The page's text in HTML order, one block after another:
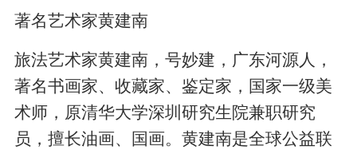
著名艺术家黄建南
旅法艺术家黄建南，号妙建，广东河源人，
著名书画家、收藏家、鉴定家，国家一级美
术师，原清华大学深圳研究生院兼职研究
员，擅长油画、国画。黄建南是全球公益联